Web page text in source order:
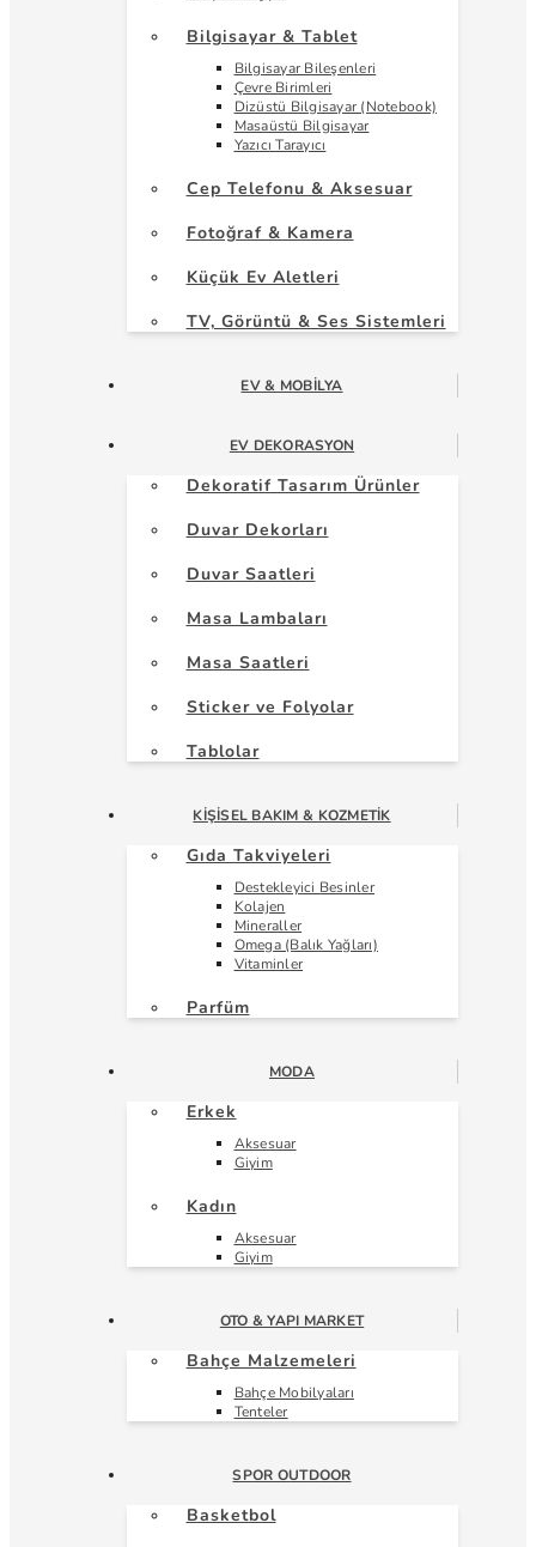
Bilgisayar & Tablet
Bilgisayar Bileşenleri
Çevre Birimleri
Dizüstü Bilgisayar (Notebook)
Masaüstü Bilgisayar
Yazıcı Tarayıcı
Cep Telefonu & Aksesuar
Fotoğraf & Kamera
Küçük Ev Aletleri
TV, Görüntü & Ses Sistemleri
EV & MOBILYA
EV DEKORASYON
Dekoratif Tasarım Ürünler
Duvar Dekorları
Duvar Saatleri
Masa Lambaları
Masa Saatleri
Sticker ve Folyolar
Tablolar
KIŞISEL BAKIM & KOZMETIK
Gıda Takviyeleri
Destekleyici Besinler
Kolajen
Mineraller
Omega (Balık Yağları)
Vitaminler
Parfüm
MODA
Erkek
Aksesuar
Giyim
Kadın
Aksesuar
Giyim
OTO & YAPI MARKET
Bahçe Malzemeleri
Bahçe Mobilyaları
Tenteler
SPOR OUTDOOR
Basketbol